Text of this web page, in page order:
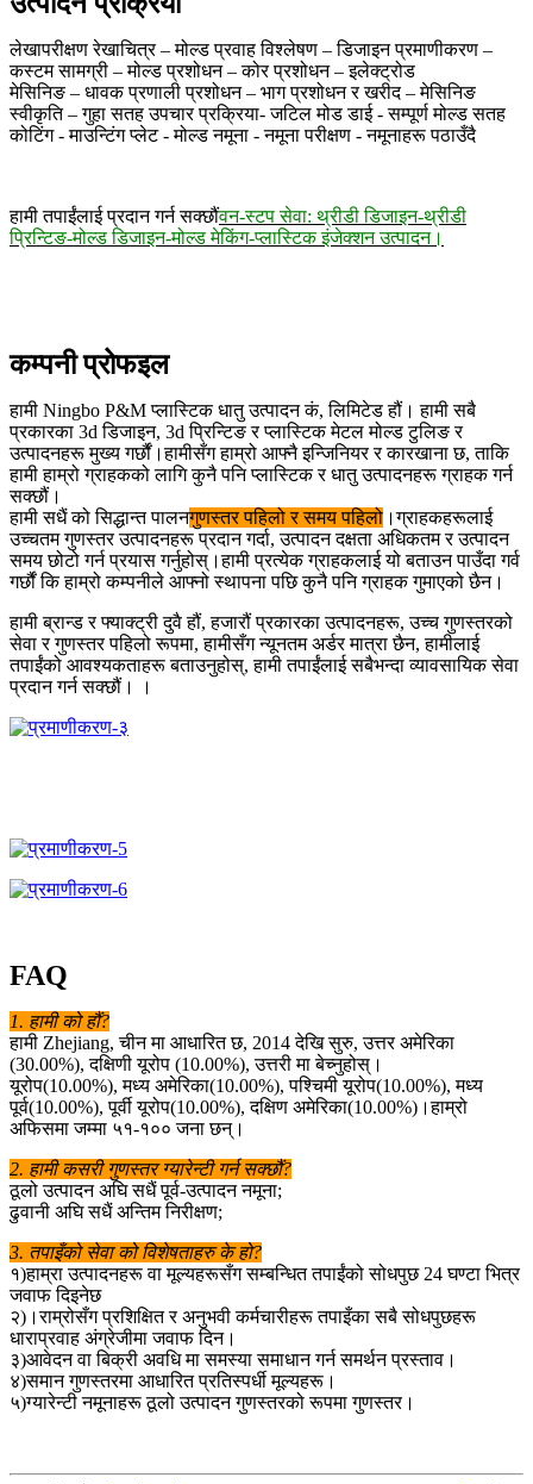
लेखापरीक्षण रेखाचित्र – मोल्ड प्रवाह विश्लेषण – डिजाइन प्रमाणीकरण –
कस्टम सामग्री – मोल्ड प्रशोधन – कोर प्रशोधन – इलेक्ट्रोड
मेसिनिङ – धावक प्रणाली प्रशोधन – भाग प्रशोधन र खरीद – मेसिनिङ
स्वीकृति – गुहा सतह उपचार प्रक्रिया- जटिल मोड डाई - सम्पूर्ण मोल्ड सतह
कोटिंग - माउन्टिंग प्लेट - मोल्ड नमूना - नमूना परीक्षण - नमूनाहरू पठाउँदै
हामी तपाईंलाई प्रदान गर्न सक्छौंवन-स्टप सेवा: थ्रीडी डिजाइन-थ्रीडी
प्रिन्टिङ-मोल्ड डिजाइन-मोल्ड मेकिंग-प्लास्टिक इंजेक्शन उत्पादन।
कम्पनी प्रोफइल
हामी Ningbo P&M प्लास्टिक धातु उत्पादन कं, लिमिटेड हौं। हामी सबै
प्रकारका 3d डिजाइन, 3d प्रिन्टिङ र प्लास्टिक मेटल मोल्ड टुलिङ र
उत्पादनहरू मुख्य गर्छौं।हामीसँग हाम्रो आफ्नै इन्जिनियर र कारखाना छ, ताकि
हामी हाम्रो ग्राहकको लागि कुनै पनि प्लास्टिक र धातु उत्पादनहरू ग्राहक गर्न
सक्छौं।
हामी सधैं को सिद्धान्त पालनगुणस्तर पहिलो र समय पहिलो ।ग्राहकहरूलाई
उच्चतम गुणस्तर उत्पादनहरू प्रदान गर्दा, उत्पादन दक्षता अधिकतम र उत्पादन
समय छोटो गर्न प्रयास गर्नुहोस्।हामी प्रत्येक ग्राहकलाई यो बताउन पाउँदा गर्व
गर्छौं कि हाम्रो कम्पनीले आफ्नो स्थापना पछि कुनै पनि ग्राहक गुमाएको छैन।
हामी ब्रान्ड र फ्याक्ट्री दुवै हौं, हजारौं प्रकारका उत्पादनहरू, उच्च गुणस्तरको
सेवा र गुणस्तर पहिलो रूपमा, हामीसँग न्यूनतम अर्डर मात्रा छैन, हामीलाई
तपाईंको आवश्यकताहरू बताउनुहोस्, हामी तपाईंलाई सबैभन्दा व्यावसायिक सेवा
प्रदान गर्न सक्छौं। ।
FAQ
1. हामी को हौं?
हामी Zhejiang, चीन मा आधारित छ, 2014 देखि सुरु, उत्तर अमेरिका
(30.00%), दक्षिणी यूरोप (10.00%), उत्तरी मा बेच्नुहोस्।
यूरोप(10.00%), मध्य अमेरिका(10.00%), पश्चिमी यूरोप(10.00%), मध्य
पूर्व(10.00%), पूर्वी यूरोप(10.00%), दक्षिण अमेरिका(10.00%)।हाम्रो
अफिसमा जम्मा ५१-१०० जना छन्।
2. हामी कसरी गुणस्तर ग्यारेन्टी गर्न सक्छौं?
ठूलो उत्पादन अघि सधैं पूर्व-उत्पादन नमूना;
ढुवानी अघि सधैं अन्तिम निरीक्षण;
3. तपाइँको सेवा को विशेषताहरु के हो?
१)हाम्रा उत्पादनहरू वा मूल्यहरूसँग सम्बन्धित तपाईंको सोधपुछ 24 घण्टा भित्र
जवाफ दिइनेछ
२)।राम्रोसँग प्रशिक्षित र अनुभवी कर्मचारीहरू तपाइँका सबै सोधपुछहरू
धाराप्रवाह अंग्रेजीमा जवाफ दिन।
३)आवेदन वा बिक्री अवधि मा समस्या समाधान गर्न समर्थन प्रस्ताव।
४)समान गुणस्तरमा आधारित प्रतिस्पर्धी मूल्यहरू।
५)ग्यारेन्टी नमूनाहरू ठूलो उत्पादन गुणस्तरको रूपमा गुणस्तर।